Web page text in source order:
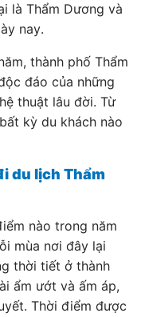
là Thẩm Dương và
nay.
thành phố Thẩm
đáo của những
thuật lâu đời. Từ
kỳ du khách nào
du lịch Thẩm
nào trong năm
mùa nơi đây lại
thời tiết ở thành
ẩm ướt và ấm áp,
Thời điểm được